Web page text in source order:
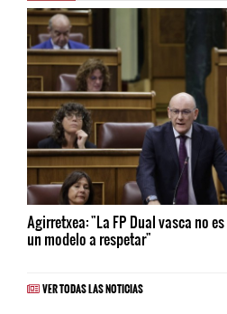
Agirretxea: "La FP Dual vasca no
un modelo a respetar"
VER TODAS LAS NOTICIAS